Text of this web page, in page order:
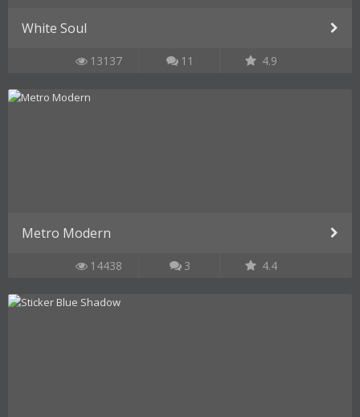
White Soul
13137 11 4.9
Metro Modern
14438 3 4.4